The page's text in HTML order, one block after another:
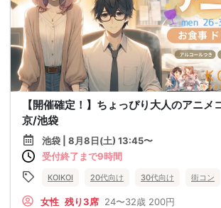
【開催確定！】ちょっぴり大人のアニメ
京/池袋
池袋 | 8月8日(土) 13:45〜
受付終了まで9時間
KOIKOI 20代向け 30代向け 街コン
女性 残り3席 24〜32歳 200円